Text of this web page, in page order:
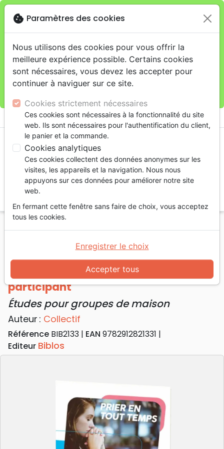
Je veux retirer ma commande au 4, rue Audubon
(Gare de Lyon), Parisclose
warningCette boutique en ligne est limitée au retrait en
magasin.
Pour les livraisons à domicile, veuillez passer vos
commandes sur la boutique La Maison de la Bible
shopping_cart
Accueil Livres Edification
Prière
Prier en tout temps. Manuel participant - Études
pour groupes de maison
Prier en tout temps. Manuel
participant
Études pour groupes de maison
Auteur : Collectif
Référence BIB2133 EAN 9782912821331
Editeur Biblos
cookie Paramètres des cookies
Nous utilisons des cookies pour vous offrir la
meilleure expérience possible. Certains cookies
sont nécessaires, vous devez les accepter pour
continuer à naviguer sur ce site.
Cookies strictement nécessaires
Ces cookies sont nécessaires à la fonctionnalité du site
web. Ils sont nécessaires pour l'authentification du client,
le panier et la commande.
Cookies analytiques
Ces cookies collectent des données anonymes sur les
visites, les appareils et la navigation. Nous nous
appuyons sur ces données pour améliorer notre site
web.
En fermant cette fenêtre sans faire de choix, vous acceptez
tous les cookies.
Accepter tous
Enregistrer le choix